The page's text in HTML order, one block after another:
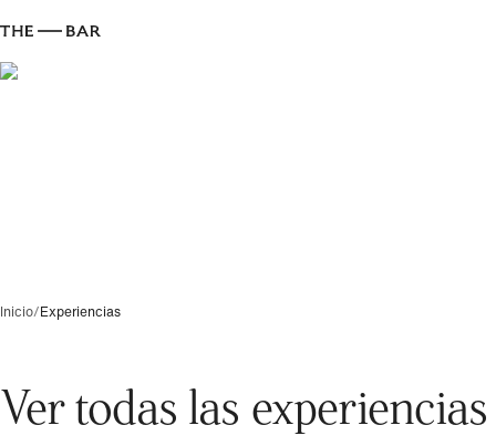
Inicio/Experiencias
Ver todas las experiencias